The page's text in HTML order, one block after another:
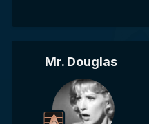
Mr. Douglas